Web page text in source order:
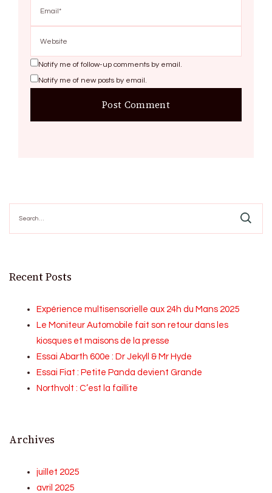
Notify me of follow-up comments by email.
Notify me of new posts by email.
for:
Recent Posts
Expérience multisensorielle aux 24h du Mans 2025
Le Moniteur Automobile fait son retour dans les
kiosques et maisons de la presse
Essai Abarth 600e : Dr Jekyll & Mr Hyde
Essai Fiat : Petite Panda devient Grande
Northvolt : C’est la faillite
Archives
juillet 2025
avril 2025